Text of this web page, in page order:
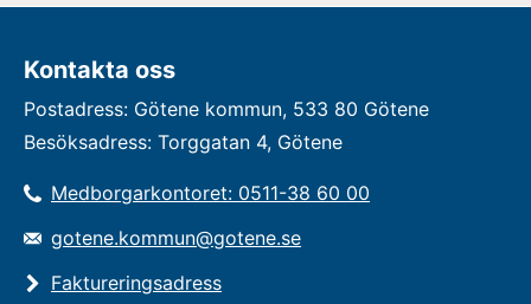
Kontakta oss
Postadress: Götene kommun, 533 80 Götene
Besöksadress: Torggatan 4, Götene
Medborgarkontoret: 0511-38 60 00
gotene.kommun@gotene.se
Faktureringsadress